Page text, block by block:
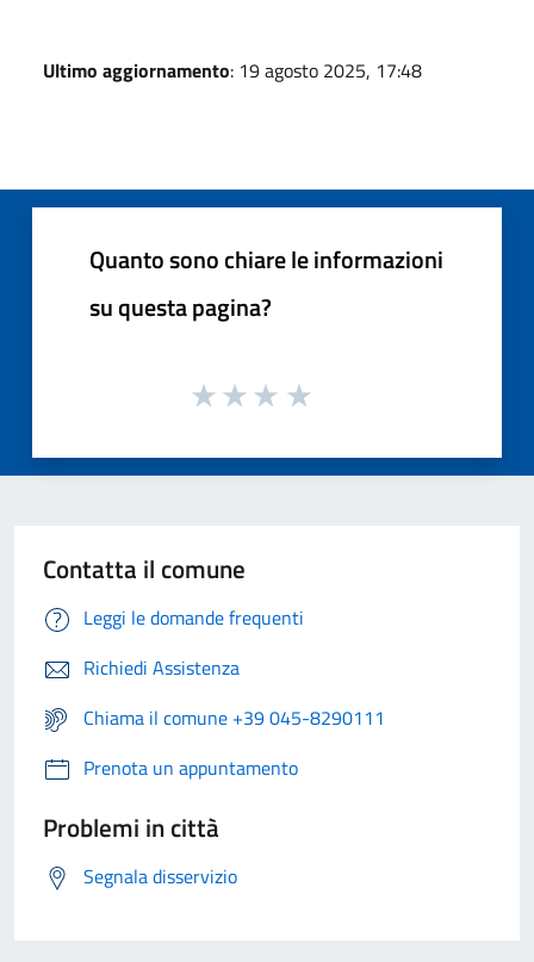
Ultimo aggiornamento: 19 agosto 2025, 17:48
Quanto sono chiare le informazioni
su questa pagina?
Contatta il comune
Leggi le domande frequenti
Richiedi Assistenza
Chiama il comune +39 045-8290111
Prenota un appuntamento
Problemi in città
Segnala disservizio